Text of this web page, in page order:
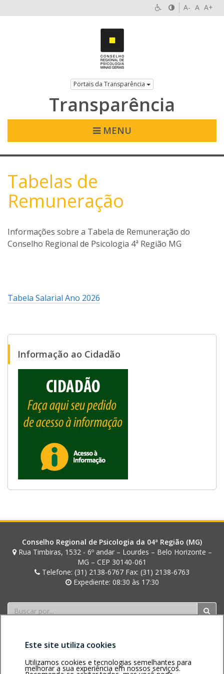
A- A A+
Portais da Transparência
Transparência
MENU
Tabelas de
Remuneração
Informações sobre a Tabela de Remuneração do
Conselho Regional de Psicologia 4ª Região MG
Tabela Salarial Ano 2026
Informação ao Cidadão
Conselho Regional de Psicologia da 04ª Região (MG)
Rua Timbiras, 1532 - 6º andar – Lourdes – Belo Horizonte –
MG – CEP 30140-061
Telefone: (31) 2138-6767 Fax: (31) 2138-6763
Expediente: 08:30 às 17:30
Buscar
Este site utiliza cookies
Utilizamos cookies e tecnologias semelhantes para
melhorar a sua experiência em nossos serviços.